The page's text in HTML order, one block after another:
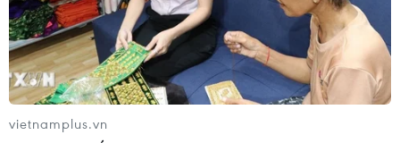
Giao tranh dữ dội ở miền Tây Libya,
nhiều tù nhân vượt ngục
05/08/2026 05:58
vietnamplus.vn